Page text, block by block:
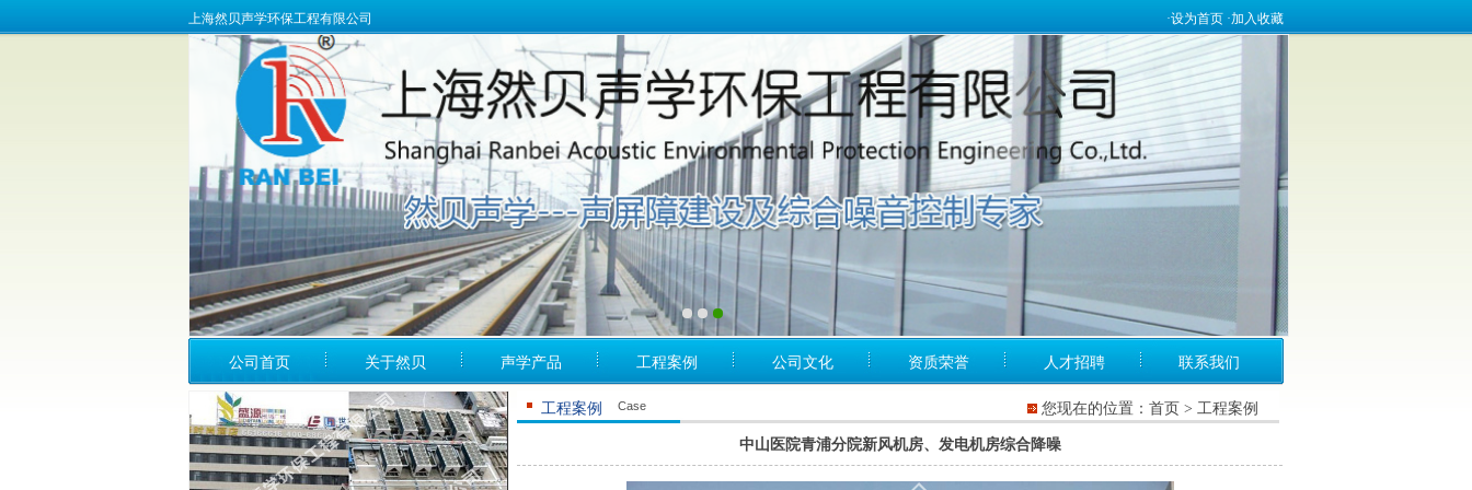
上海然贝声学环保工程有限公司 ·设为首页 ·加入收藏
公司首页 关于然贝 声学产品 工程案例 公司文化 资质荣誉 人才招聘 联系我们
工程案例 Case 您现在的位置：首页 > 工程案例
中山医院青浦分院新风机房、发电机房综合降噪